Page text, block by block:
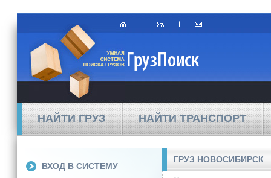
НАЙТИ ГРУЗ НАЙТИ ТРАНСПОРТ
ВХОД В СИСТЕМУ
ГРУЗ НОВОСИБИРСК